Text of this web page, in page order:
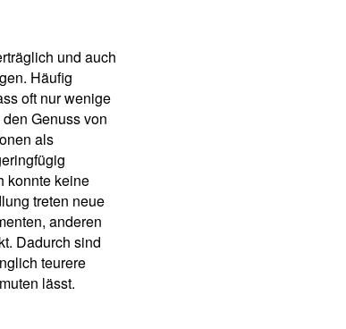
und auch
Häufig
oft nur wenige
Genuss von
als
konnte keine
treten neue
anderen
Dadurch sind
teurere
lässt.